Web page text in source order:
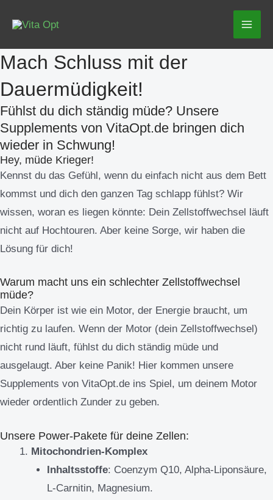
Inhalt
Mach Schluss mit der
Dauermüdigkeit!
Fühlst du dich ständig müde? Unsere
Supplements von VitaOpt.de bringen dich
wieder in Schwung!
Hey, müde Krieger!
Kennst du das Gefühl, wenn du einfach nicht aus dem Bett
kommst und dich den ganzen Tag schlapp fühlst? Wir
wissen, woran es liegen könnte: Dein Zellstoffwechsel läuft
nicht auf Hochtouren. Aber keine Sorge, wir haben die
Lösung für dich!
Warum macht uns ein schlechter Zellstoffwechsel
müde?
Dein Körper ist wie ein Motor, der Energie braucht, um
richtig zu laufen. Wenn der Motor (dein Zellstoffwechsel)
nicht rund läuft, fühlst du dich ständig müde und
ausgelaugt. Aber keine Panik! Hier kommen unsere
Supplements von VitaOpt.de ins Spiel, um deinem Motor
wieder ordentlich Zunder zu geben.
Unsere Power-Pakete für deine Zellen:
Mitochondrien-Komplex
Inhaltsstoffe: Coenzym Q10, Alpha-Liponsäure,
L-Carnitin, Magnesium.